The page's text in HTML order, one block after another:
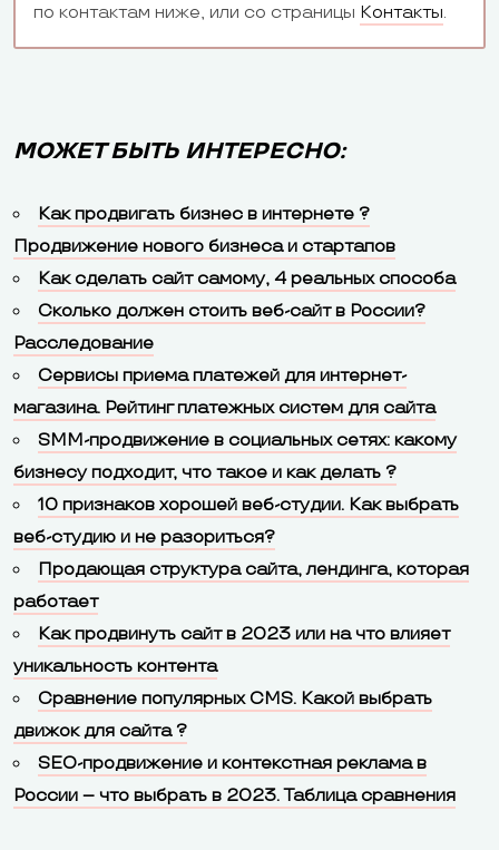
по контактам ниже, или со страницы Контакты.
МОЖЕТ БЫТЬ ИНТЕРЕСНО:
Как продвигать бизнес в интернете ?
Продвижение нового бизнеса и стартапов
Как сделать сайт самому, 4 реальных способа
Сколько должен стоить веб-сайт в России?
Расследование
Сервисы приема платежей для интернет-
магазина. Рейтинг платежных систем для сайта
SMM-продвижение в социальных сетях: какому
бизнесу подходит, что такое и как делать ?
10 признаков хорошей веб-студии. Как выбрать
веб-студию и не разориться?
Продающая структура сайта, лендинга, которая
работает
Как продвинуть сайт в 2023 или на что влияет
уникальность контента
Сравнение популярных CMS. Какой выбрать
движок для сайта ?
SEO-продвижение и контекстная реклама в
России – что выбрать в 2023. Таблица сравнения